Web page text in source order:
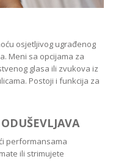
osjetljivog ugrađenog
Meni sa opcijama za
glasa ili zvukova iz
Postoji i funkcija za
performansama
ili strimujete